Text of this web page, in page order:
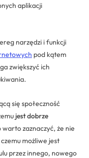
aplikacji
narzędzi i funkcji
pod kątem
zwiększyć ich
się społeczność
jest dobrze
zaznaczyć, że nie
możliwe jest
przez innego, nowego